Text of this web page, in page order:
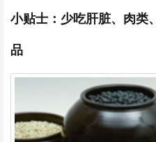
小贴士：少吃肝脏、肉类
品